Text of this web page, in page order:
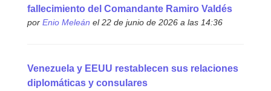
fallecimiento del Comandante Ramiro Valdés
por Enio Meleán el 22 de junio de 2026 a las 14:36
Venezuela y EEUU restablecen sus relaciones
diplomáticas y consulares